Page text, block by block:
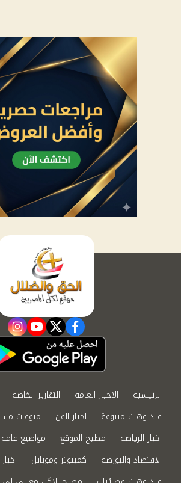
facebook
twitter
الرئيسية الاخبار العامة التقارير الخاصة
فيديوهات متنوعة
اخبار الفن
منوعات
اخبار الرياضة
مطبخ الموقع
مواضيع عامة
الاقتصاد والبورصة
كمبيوتر وموبايل